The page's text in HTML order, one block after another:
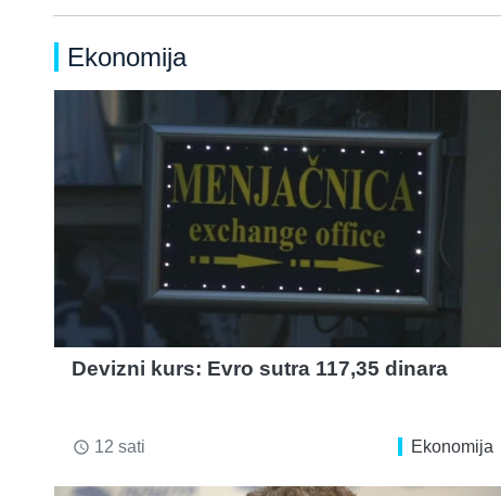
Ekonomija
Devizni kurs: Evro sutra 117,35 dinara
access_time 12 sati Ekonomija